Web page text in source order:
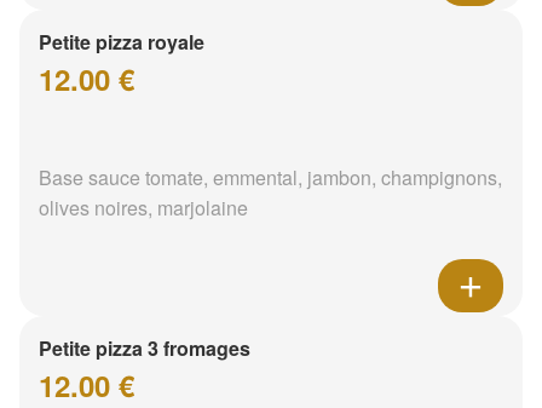
Petite pizza royale
12.00 €
Base sauce tomate, emmental, jambon, champignons,
olives noires, marjolaine
Petite pizza 3 fromages
12.00 €